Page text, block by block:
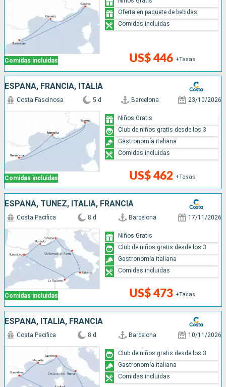
Comidas incluidas US$ 446 +Tasas
Oferta en paquete de bebidas
Comidas incluidas
ESPAÑA, FRANCIA, ITALIA
Comidas incluidas
Costa Fascinosa 5 d Barcelona 23/10/2026
US$ 462 +Tasas
Niños Gratis
Club de niños gratis desde los 3
Gastronomía italiana
Comidas incluidas
ESPAÑA, TÚNEZ, ITALIA, FRANCIA
Comidas incluidas
Costa Pacifica 8 d Barcelona 17/11/2026
US$ 473 +Tasas
Niños Gratis
Club de niños gratis desde los 3
Gastronomía italiana
Comidas incluidas
ESPAÑA, ITALIA, FRANCIA
Costa Pacifica 8 d Barcelona 10/11/2026
Club de niños gratis desde los 3
Gastronomía italiana
Comidas incluidas